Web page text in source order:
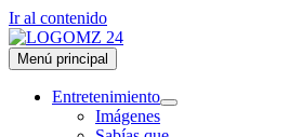
Ir al contenido
Menú principal
Entretenimiento
Imágenes